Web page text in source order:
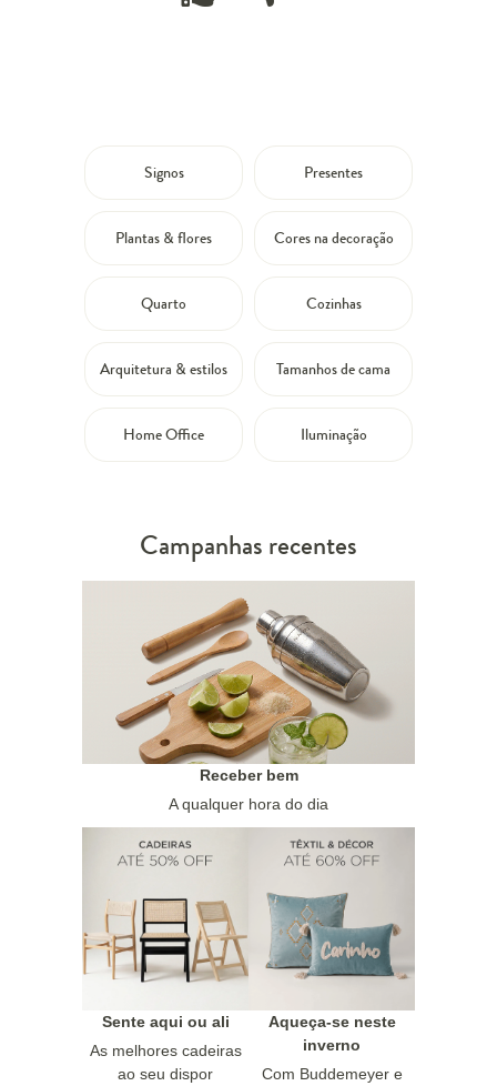
Signos Presentes
Plantas & flores Cores na decoração
Quarto Cozinhas
Arquitetura & estilos Tamanhos de cama
Home Office Iluminação
Campanhas recentes
Receber bem
A qualquer hora do dia
Sente aqui ou ali
As melhores cadeiras
ao seu dispor
Aqueça-se neste
inverno
Com Buddemeyer e